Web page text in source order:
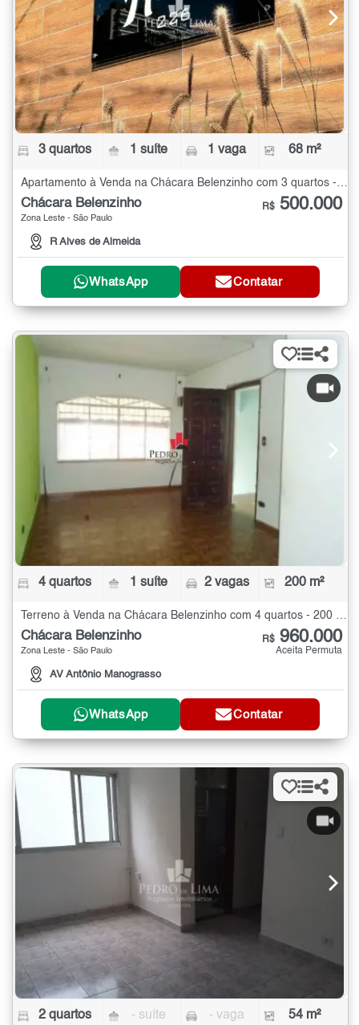
3 quartos 1 suíte 1 vaga 68 m²
Apartamento à Venda na Chácara Belenzinho com 3 quartos - 68 m²
Chácara Belenzinho
Zona Leste - São Paulo
R Alves de Almeida
R$ 500.000
WhatsApp Contatar
4 quartos 1 suíte 2 vagas 200 m²
Terreno à Venda na Chácara Belenzinho com 4 quartos - 200 m²
Chácara Belenzinho
Zona Leste - São Paulo
AV Antônio Manograsso
R$ 960.000
Aceita Permuta
WhatsApp Contatar
2 quartos - suíte - vaga 54 m²